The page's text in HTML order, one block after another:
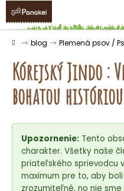
Prejsť
obsah
Domov
blog Plemená psov /
Kórejský Jindo :
bohatou históriou
Upozornenie: Tento
charakter. Všetky naše
priateľského sprievodcu
maximum pre to, aby
zrozumiteľné, no nie
K
o Späť
Späť
o